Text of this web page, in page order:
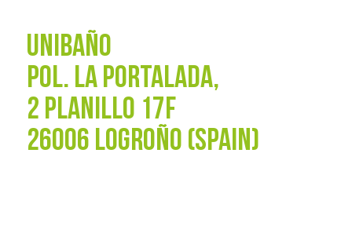
UNIBAÑO
POL. La Portalada,
2 PLANILLO 17F
26006 LOGROÑO (SPAIN)